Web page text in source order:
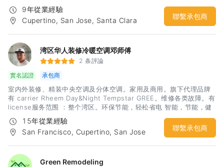
9年從業經驗
Cupertino, San Jose, Santa Clara
聯繫承包商
湾区华人装修冷暖空调邓师傅
2 条評論
實名認證
承包商
室内外装修、精装中央空调及分体空调。家用及商用。旗下代理品牌
有 carrier Rheem Day&Night Tempstar GREE。维修各类故障。有
license服务范围 ：整个湾区。环保节能，轻松省电 智能，节能，健
15年從業經驗
San Francisco, Cupertino, San Jose
聯繫承包商
Green Remodeling